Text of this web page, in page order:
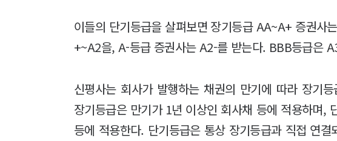
이들의 단기등급을 살펴보면 장기등급 AA~A+ 증권사
+~A2을, A-등급 증권사는 A2-를 받는다. BBB등급은
신평사는 회사가 발행하는 채권의 만기에 따라 장기
장기등급은 만기가 1년 이상인 회사채 등에 적용하며,
등에 적용한다. 단기등급은 통상 장기등급과 직접 연